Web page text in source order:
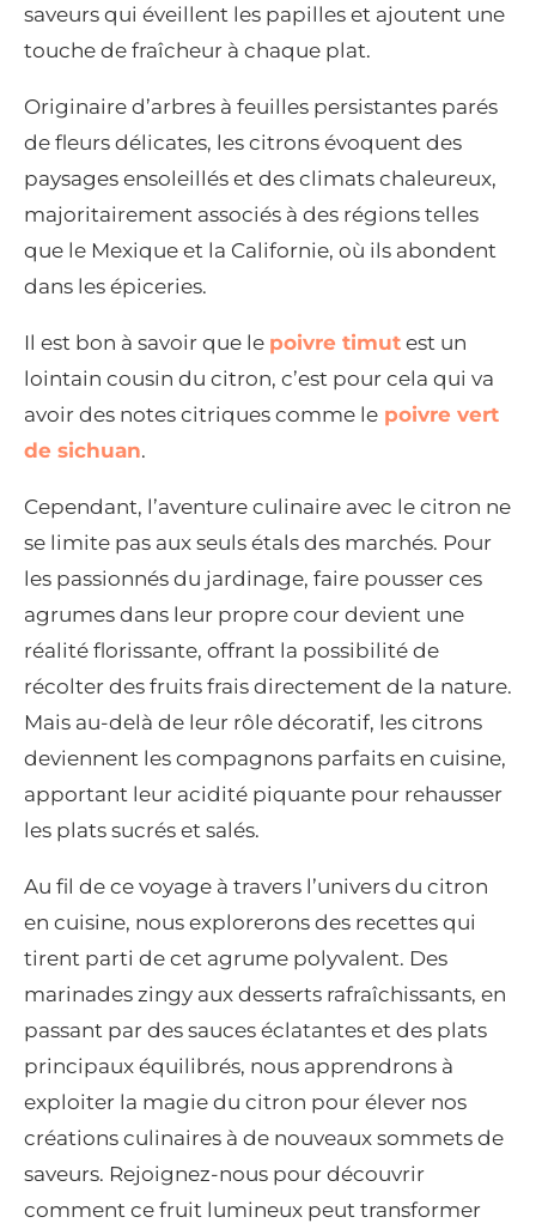
saveurs qui éveillent les papilles et ajoutent une
touche de fraîcheur à chaque plat.
Originaire d’arbres à feuilles persistantes parés
de fleurs délicates, les citrons évoquent des
paysages ensoleillés et des climats chaleureux,
majoritairement associés à des régions telles
que le Mexique et la Californie, où ils abondent
dans les épiceries.
Il est bon à savoir que le poivre timut est un
lointain cousin du citron, c’est pour cela qui va
avoir des notes citriques comme le poivre vert
de sichuan.
Cependant, l’aventure culinaire avec le citron ne
se limite pas aux seuls étals des marchés. Pour
les passionnés du jardinage, faire pousser ces
agrumes dans leur propre cour devient une
réalité florissante, offrant la possibilité de
récolter des fruits frais directement de la nature.
Mais au-delà de leur rôle décoratif, les citrons
deviennent les compagnons parfaits en cuisine,
apportant leur acidité piquante pour rehausser
les plats sucrés et salés.
Au fil de ce voyage à travers l’univers du citron
en cuisine, nous explorerons des recettes qui
tirent parti de cet agrume polyvalent. Des
marinades zingy aux desserts rafraîchissants, en
passant par des sauces éclatantes et des plats
principaux équilibrés, nous apprendrons à
exploiter la magie du citron pour élever nos
créations culinaires à de nouveaux sommets de
saveurs. Rejoignez-nous pour découvrir
comment ce fruit lumineux peut transformer